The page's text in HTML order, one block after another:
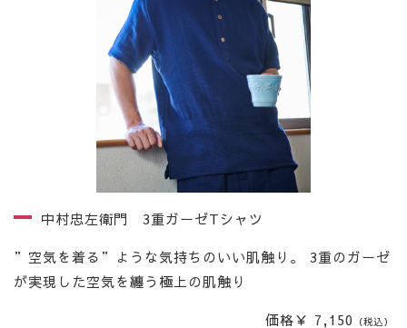
中村忠左衛門 3重ガーゼTシャツ
”空気を着る”ような気持ちのいい肌触り。 3重のガーゼ
が実現した空気を纏う極上の肌触り
価格￥ 7,150 （税込）